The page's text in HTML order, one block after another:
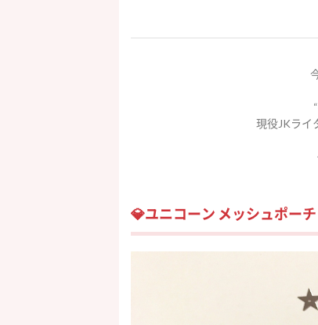
“
現役JKライ
💎ユニコーン メッシュポー